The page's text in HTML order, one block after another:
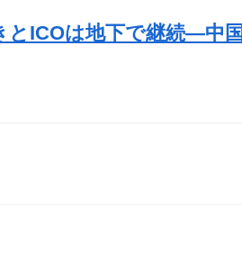
と ICOは地下で継続―中